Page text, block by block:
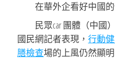
在華外企看好中國
民眾car 團體（中國
國民網記者表現， 行動
膳檢查場的上風仍然顯